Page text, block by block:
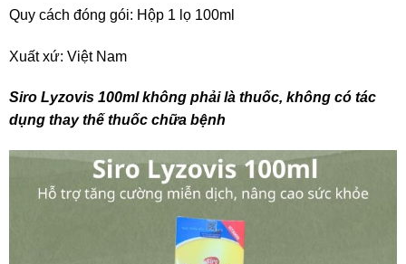
Quy cách đóng gói: Hộp 1 lọ 100ml
Xuất xứ: Việt Nam
Siro Lyzovis 100ml không phải là thuốc, không có tác
dụng thay thế thuốc chữa bệnh